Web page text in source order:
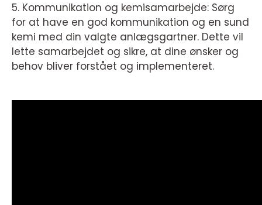
5. Kommunikation og kemisamarbejde: Sørg
for at have en god kommunikation og en sund
kemi med din valgte anlægsgartner. Dette vil
lette samarbejdet og sikre, at dine ønsker og
behov bliver forstået og implementeret.